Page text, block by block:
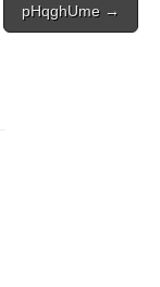
pHqghUme →